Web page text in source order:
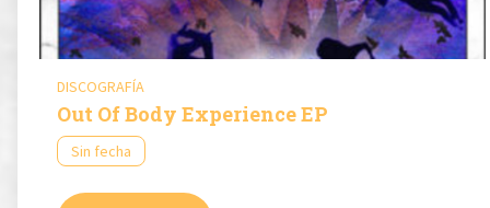
DISCOGRAFÍA
Out Of Body Experience EP
Sin fecha